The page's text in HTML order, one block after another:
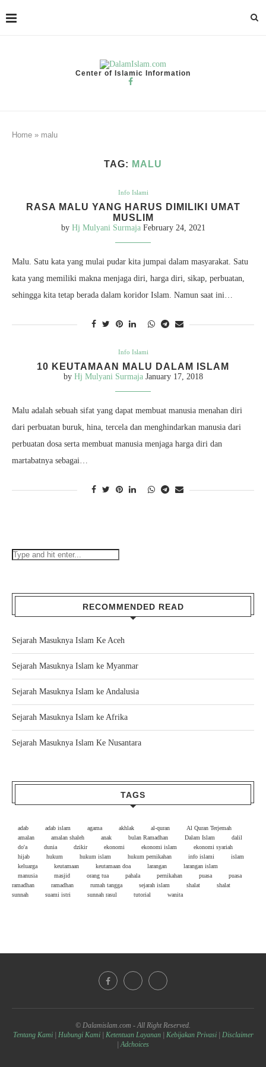
Center of Islamic Information
Home » malu
TAG: MALU
Info Islami
RASA MALU YANG HARUS DIMILIKI UMAT
MUSLIM
by Hj Mulyani Surmaja February 24, 2021
Malu. Satu kata yang mulai pudar kita jumpai dalam masyarakat. Satu
kata yang memiliki makna menjaga diri, harga diri, sikap, perbuatan,
sehingga kita tetap berada dalam koridor Islam. Namun saat ini…
Info Islami
10 KEUTAMAAN MALU DALAM ISLAM
by Hj Mulyani Surmaja January 17, 2018
Malu adalah sebuah sifat yang dapat membuat manusia menahan diri
dari perbuatan buruk, hina, tercela dan menghindarkan manusia dari
perbuatan dosa serta membuat manusia menjaga harga diri dan
martabatnya sebagai…
RECOMMENDED READ
Sejarah Masuknya Islam Ke Aceh
Sejarah Masuknya Islam ke Myanmar
Sejarah Masuknya Islam ke Andalusia
Sejarah Masuknya Islam ke Afrika
Sejarah Masuknya Islam Ke Nusantara
TAGS
adab adab islam agama akhlak al-quran
Al Quran Terjemah
amalan
amalan shaleh anak bulan Ramadhan Dalam Islam
dalil
do'a
dunia dzikir ekonomi ekonomi islam
ekonomi syariah
hijab
hukum hukum islam hukum pernikahan info islami
islam
keluarga
keutamaan keutamaan doa larangan
larangan islam
manusia
masjid orang tua pahala pernikahan puasa
puasa
ramadhan
ramadhan rumah tangga sejarah islam shalat
shalat
sunnah
suami istri sunnah rasul tutorial wanita
© Dalamislam.com - All Right Reserved.
Tentang Kami
Hubungi Kami| Ketentuan Layanan| Kebijakan Privasi| Disclaimer
|Adchoices